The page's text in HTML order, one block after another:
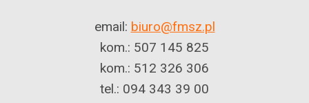
email: biuro@fmsz.pl
kom.: 507 145 825
kom.: 512 326 306
tel.: 094 343 39 00